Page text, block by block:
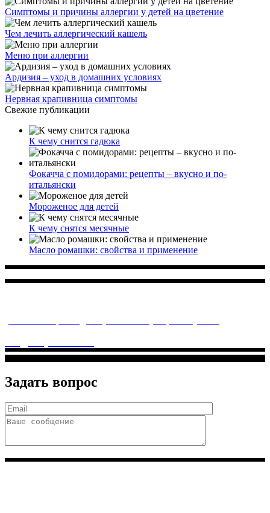
Симптомы и причины аллергии у детей на цветение
Чем лечить аллергический кашель
Меню при аллергии
Ардизия – уход в домашних условиях
Нервная крапивница симптомы
Свежие публикации
К чему снится гадюка
Фокачча с помидорами: рецепты – вкусно и по-
итальянски
Мороженое для детей
К чему снятся месячные
Масло ромашки: свойства и применение
Задать вопрос